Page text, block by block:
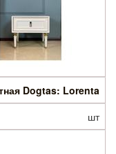
Dogtas: Lorenta
шт